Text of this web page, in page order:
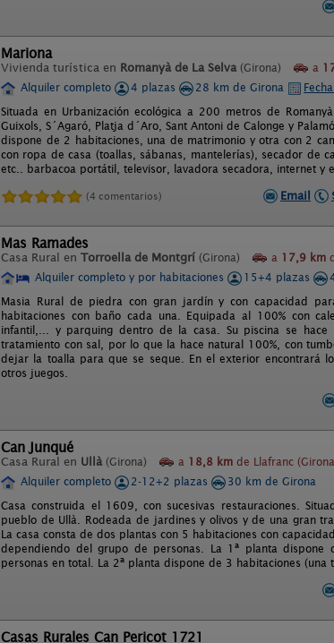
Mariona
Vivienda turística en Romanyà de La Selva (Girona) a
Alquiler completo
4 plazas 28 km de Girona
Situada en Urbanización ecológica a 200 metros de
Guixols, S´Agaró, Platja d´Aro, Sant Antoni de Calonge y
dispone de 2 habitaciones, una de matrimonio y otra con 2
con ropa de casa (toallas, sábanas, mantelerías), secador de
etc.. barbacoa portátil, televisor, lavadora secadora, internet y
(4 comentarios) Email
Mas Ramades
Casa Rural en Torroella de Montgrí (Girona) a 17,9 km
Alquiler completo y por habitaciones
15+4 plazas
Masia Rural de piedra con gran jardín y con capacidad
habitaciones con baño cada una. Equipada al 100% con
infantil,... y parquing dentro de la casa. Su piscina se
tratamiento con sal, por lo que la hace natural 100%, con
dejar la toalla para que se seque. En el exterior encontrará
otros juegos.
Can Junqué
Casa Rural en Ullà (Girona) a 18,8 km de Llafranc
Alquiler completo
2-12+2 plazas
30 km de Girona
Casa construida el 1609, con sucesivas restauraciones.
pueblo de Ullà. Rodeada de jardines y olivos y de una gran
La casa consta de dos plantas con 5 habitaciones con
dependiendo del grupo de personas. La 1ª planta
personas en total. La 2ª planta dispone de 3 habitaciones
Casas Rurales Can Pericot 1721